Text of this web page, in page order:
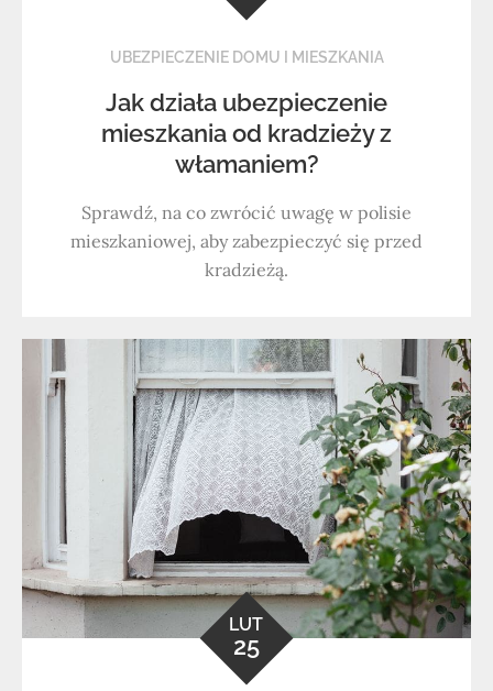
UBEZPIECZENIE DOMU I MIESZKANIA
Jak działa ubezpieczenie
mieszkania od kradzieży z
włamaniem?
Sprawdź, na co zwrócić uwagę w polisie
mieszkaniowej, aby zabezpieczyć się przed
kradzieżą.
LUT
25